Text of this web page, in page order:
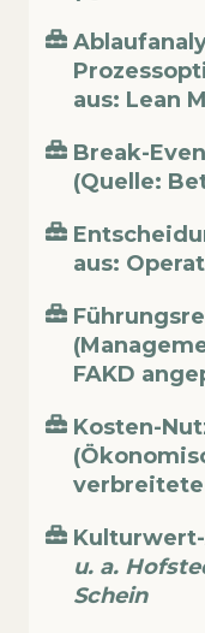
aus: Lean
Break-
(Quelle:
aus:
FAKD
Kosten-
u. a.
Schein